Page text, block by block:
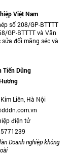
Việt Nam
số 208/GP-BTTTT
GP-BTTTT và Văn
đổi măng séc và
Tiến Dũng
Liên, Hà Nội
điện tử
Doanh nghiệp không